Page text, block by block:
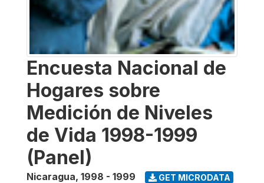
Encuesta Nacional de
Hogares sobre
Medición de Niveles
de Vida 1998-1999
(Panel)
Nicaragua, 1998 - 1999 GET MICRODATA